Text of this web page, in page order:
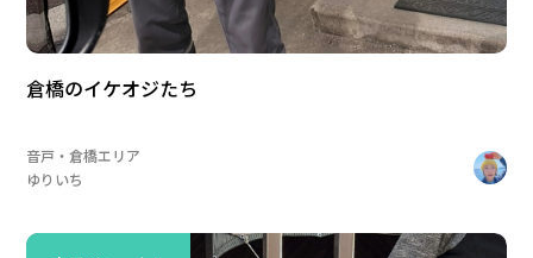
倉橋のイケオジたち
音戸・倉橋エリア
ゆりいち